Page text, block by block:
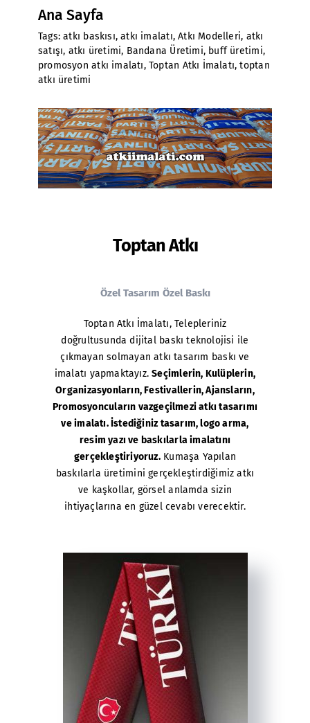
Ana Sayfa
Tags:atkı baskısı,atkı imalatı,Atkı Modelleri, atkı
satışı, atkı üretimi, Bandana Üretimi, buff üretimi,
promosyon atkı imalatı,Toptan Atkı İmalatı,toptan
atkı üretimi
Toptan Atkı
Özel Tasarım Özel Baskı
Toptan Atkı İmalatı, Telepleriniz
doğrultusunda dijital baskı teknolojisi ile
çıkmayan solmayan atkı tasarım baskı ve
imalatı yapmaktayız.Seçimlerin, Kulüplerin,
Organizasyonların, Festivallerin, Ajansların,
Promosyoncuların vazgeçilmezi atkı tasarımı
ve imalatı. İstediğiniz tasarım, logo arma,
resim yazı ve baskılarla imalatını
gerçekleştiriyoruz.Kumaşa Yapılan
baskılarla üretimini gerçekleştirdiğimiz atkı
ve kaşkollar, görsel anlamda sizin
ihtiyaçlarına en güzel cevabı verecektir.